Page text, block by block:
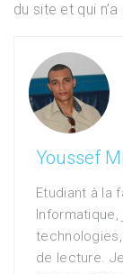
du site et qui
Youssef
Etudiant à la
de lecture.